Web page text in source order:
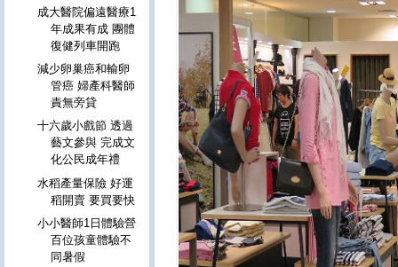
成大醫院偏遠醫療1
年成果有成 團體
復健列車開跑
減少卵巢癌和輸卵
管癌 婦產科醫師
責無旁貸
十六歲小戲節 透過
藝文參與 完成文
化公民成年禮
水稻產量保險 好運
稻開賣 要買要快
小小醫師1日體驗營
百位孩童體驗不
同暑假